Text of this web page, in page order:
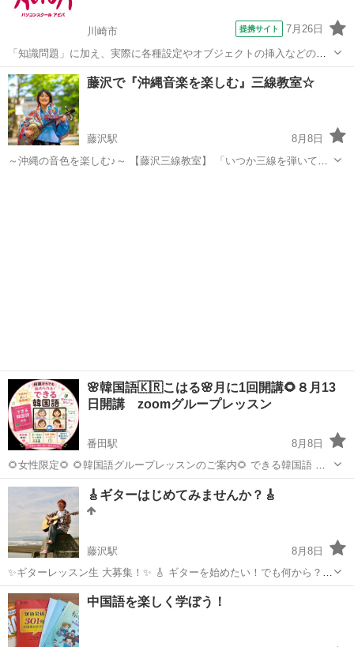
川崎市 提携サイト 7月26日
「知識問題」に加え、実際に各種設定やオブジェクトの挿入などの機
能を駆使したプレゼンテーションを作成する「実技問題」を解くこと
で、実践的な能力を証明できる資格制度の、上級対策講座です。
神奈川 川崎市 パワーポイント
藤沢で『沖縄音楽を楽しむ』三線教室☆
藤沢駅
8月8日
～沖縄の音色を楽しむ♪～ 【藤沢三線教室】 「いつか三線を弾いてみ
🌸韓国語🇰🇷こはる🌸月に1回開講🌻８月13
日開講 zoomグループレッスン
番田駅
8月8日
🌻女性限定🌻 🌻韓国語グループレッスンのご案内🌻 できる韓国語 初
級Ⅰ というテキストを使った Zoomグループレッスン（2〜4名） ２名
さまから開講いたします。 「マンツーマンレッスンは少し緊張してし
まう…」 そん...
神奈川 愛甲郡 番田駅 韓国語
オンライングループレッスン
🎸ギターはじめてみませんか？🎸
藤沢駅
8月8日
✨ギターレッスン生 大募集！✨ 🎸 ギターを始めたい！でも何から？
🎸 昔やってたけど、Fコードで挫折… 🎸 1年続けたのに、上達してる
気がしない！ そんなあなたにピッタリの気楽で楽しいギターレッス
ン！ 🎶 講師プロフ...
神奈川 藤沢市 藤沢駅 ギター レッスン
中国語を楽しく学ぼう！